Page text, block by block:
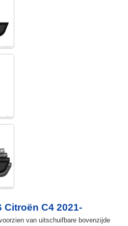
C4 2021-
van uitschuifbare bovenzijde